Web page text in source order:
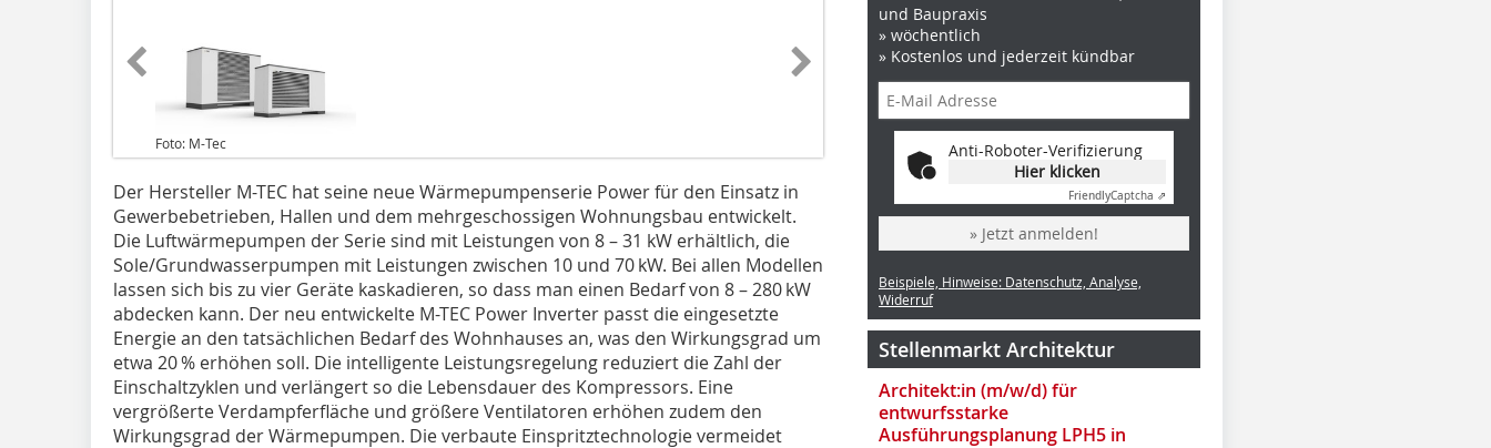
Foto: M-Tec
Der Hersteller M-TEC hat seine neue Wärmepumpenserie Power für den Einsatz in
Gewerbebetrieben, Hallen und dem mehrgeschossigen Wohnungsbau entwickelt.
Die Luftwärmepumpen der Serie sind mit Leistungen von 8 – 31 kW erhältlich, die
Sole/Grundwasserpumpen mit Leistungen zwischen 10 und 70 kW. Bei allen Modellen
lassen sich bis zu vier Geräte kaskadieren, so dass man einen Bedarf von 8 – 280 kW
abdecken kann. Der neu entwickelte M-TEC Power Inverter passt die eingesetzte
Energie an den tatsächlichen Bedarf des Wohnhauses an, was den Wirkungsgrad um
etwa 20 % erhöhen soll. Die intelligente Leistungsregelung reduziert die Zahl der
Einschaltzyklen und verlängert so die Lebensdauer des Kompressors. Eine
vergrößerte Verdampferfläche und größere Ventilatoren erhöhen zudem den
Wirkungsgrad der Wärmepumpen. Die verbaute Einspritztechnologie vermeidet
und Baupraxis
» wöchentlich
» Kostenlos und jederzeit kündbar
Anti-Roboter-Verifizierung
Hier klicken
FriendlyCaptcha ⇗
» Jetzt anmelden!
Beispiele, Hinweise: Datenschutz, Analyse,
Widerruf
Stellenmarkt Architektur
Architekt:in (m/w/d) für
entwurfsstarke
Ausführungsplanung LPH5 in